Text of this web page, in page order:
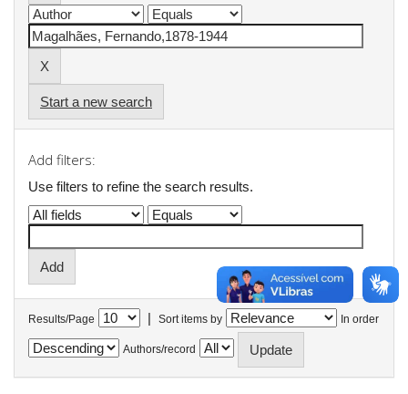
Start a new search
Add filters:
Use filters to refine the search results.
Results/Page | Sort items by In order
Authors/record